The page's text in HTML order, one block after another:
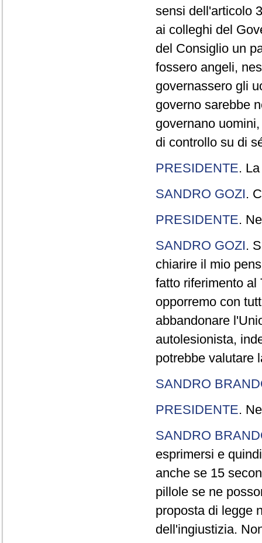
sensi dell'articolo
ai colleghi del
del Consiglio un
fossero angeli,
governassero gli
governo sarebbe
governano
di controllo su di
PRESIDENTE.
SANDRO GOZI.
PRESIDENTE.
SANDRO GOZI.
chiarire il mio
fatto riferimento al
opporremo con
abbandonare
autolesionista,
potrebbe valutare
SANDRO
PRESIDENTE.
SANDRO
esprimersi e
anche se 15
pillole se ne
proposta di legge
dell'ingiustizia.